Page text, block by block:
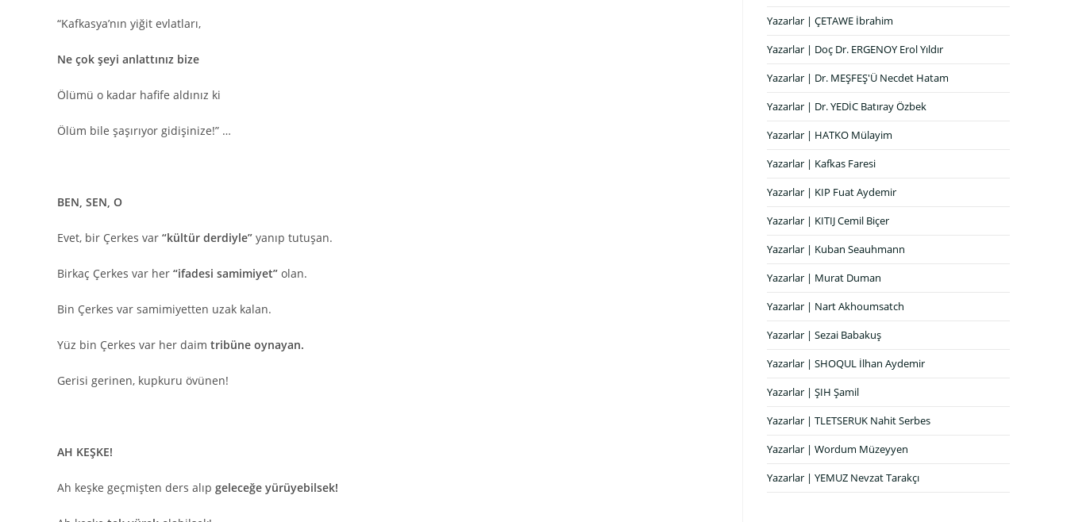
“Kafkasya’nın yiğit evlatları,
Ne çok şeyi anlattınız bize
Ölümü o kadar hafife aldınız ki
Ölüm bile şaşırıyor gidişinize!” …
BEN, SEN, O
Evet, bir Çerkes var “kültür derdiyle” yanıp tutuşan.
Birkaç Çerkes var her “ifadesi samimiyet” olan.
Bin Çerkes var samimiyetten uzak kalan.
Yüz bin Çerkes var her daim tribüne oynayan.
Gerisi gerinen, kupkuru övünen!
AH KEŞKE!
Ah keşke geçmişten ders alıp geleceğe yürüyebilsek!
Yazarlar | ÇETAWE İbrahim
Yazarlar | Doç Dr. ERGENOY Erol Yıldır
Yazarlar | Dr. MEŞFEŞ'Ü Necdet Hatam
Yazarlar | Dr. YEDİC Batıray Özbek
Yazarlar | HATKO Mülayim
Yazarlar | Kafkas Faresi
Yazarlar | KIP Fuat Aydemir
Yazarlar | KITIJ Cemil Biçer
Yazarlar | Kuban Seauhmann
Yazarlar | Murat Duman
Yazarlar | Nart Akhoumsatch
Yazarlar | Sezai Babakuş
Yazarlar | SHOQUL İlhan Aydemir
Yazarlar | ŞIH Şamil
Yazarlar | TLETSERUK Nahit Serbes
Yazarlar | Wordum Müzeyyen
Yazarlar | YEMUZ Nevzat Tarakçı